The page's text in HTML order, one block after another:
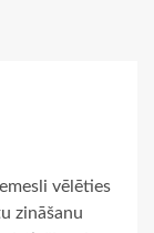
vēlēties
zināšanu